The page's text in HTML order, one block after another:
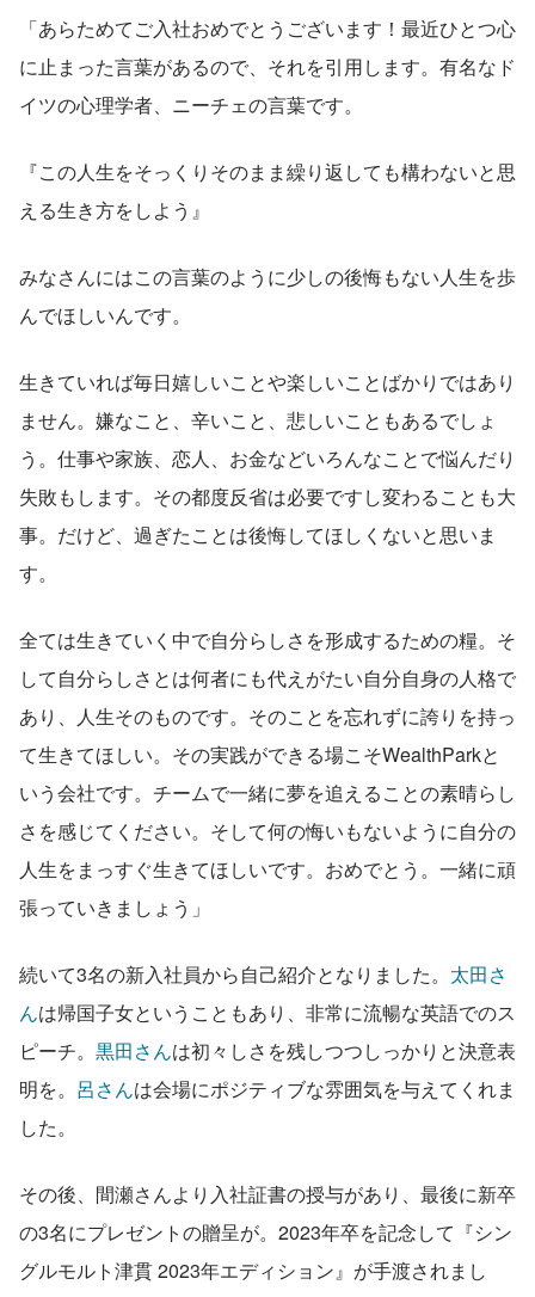
「あらためてご入社おめでとうございます！最近ひとつ心
に止まった言葉があるので、それを引用します。有名なド
イツの心理学者、ニーチェの言葉です。
『この人生をそっくりそのまま繰り返しても構わないと思
える生き方をしよう』
みなさんにはこの言葉のように少しの後悔もない人生を歩
んでほしいんです。
生きていれば毎日嬉しいことや楽しいことばかりではあり
ません。嫌なこと、辛いこと、悲しいこともあるでしょ
う。仕事や家族、恋人、お金などいろんなことで悩んだり
失敗もします。その都度反省は必要ですし変わることも大
事。だけど、過ぎたことは後悔してほしくないと思いま
す。
全ては生きていく中で自分らしさを形成するための糧。そ
して自分らしさとは何者にも代えがたい自分自身の人格で
あり、人生そのものです。そのことを忘れずに誇りを持っ
て生きてほしい。その実践ができる場こそWealthParkと
いう会社です。チームで一緒に夢を追えることの素晴らし
さを感じてください。そして何の悔いもないように自分の
人生をまっすぐ生きてほしいです。おめでとう。一緒に頑
張っていきましょう」
続いて3名の新入社員から自己紹介となりました。 太田さ
んは帰国子女ということもあり、非常に流暢な英語でのス
ピーチ。 黒田さんは初々しさを残しつつしっかりと決意表
明を。 呂さんは会場にポジティブな雰囲気を与えてくれま
した。
その後、間瀬さんより入社証書の授与があり、最後に新卒
の3名にプレゼントの贈呈が。2023年卒を記念して『シン
グルモルト津貫 2023年エディション』が手渡されまし